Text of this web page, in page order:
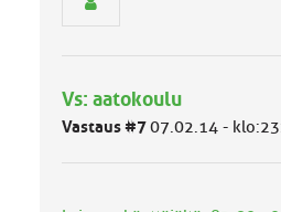
l
o
Vs: aatokoulu
Vastaus #707.02.14 -